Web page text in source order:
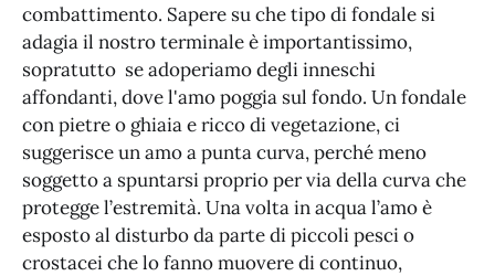
combattimento. Sapere su che tipo di fondale si
adagia il nostro terminale è importantissimo,
sopratutto se adoperiamo degli inneschi
affondanti, dove l'amo poggia sul fondo. Un fondale
con pietre o ghiaia e ricco di vegetazione, ci
suggerisce un amo a punta curva, perché meno
soggetto a spuntarsi proprio per via della curva che
protegge l’estremità. Una volta in acqua l’amo è
esposto al disturbo da parte di piccoli pesci o
crostacei che lo fanno muovere di continuo,